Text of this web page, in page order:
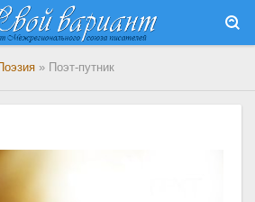
Поэзия » Поэт-путник